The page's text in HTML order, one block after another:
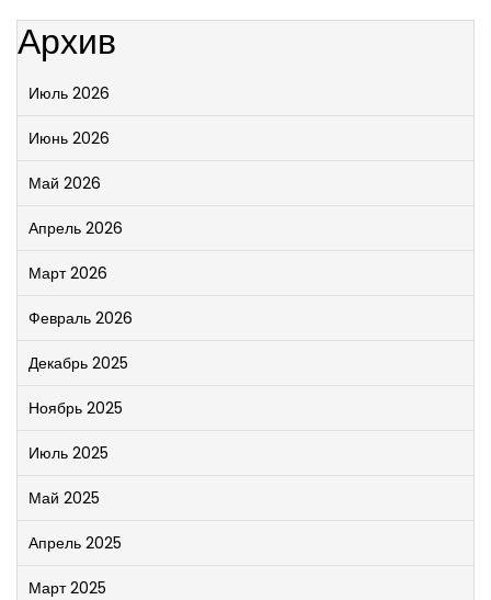
Архив
Июль 2026
Июнь 2026
Май 2026
Апрель 2026
Март 2026
Февраль 2026
Декабрь 2025
Ноябрь 2025
Июль 2025
Май 2025
Апрель 2025
Март 2025